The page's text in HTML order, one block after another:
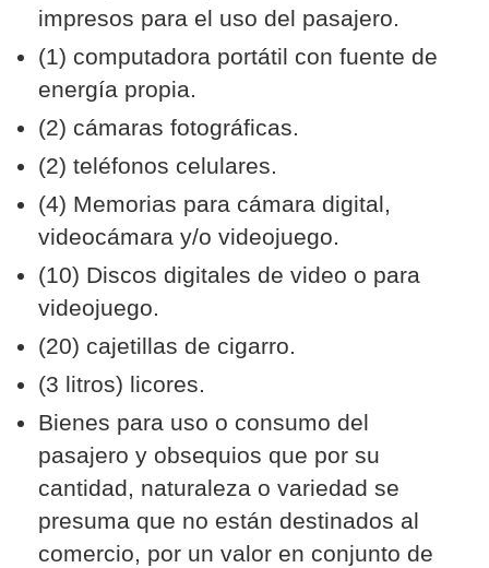
impresos para el uso del pasajero.
(1) computadora portátil con fuente de
energía propia.
(2) cámaras fotográficas.
(2) teléfonos celulares.
(4) Memorias para cámara digital,
videocámara y/o videojuego.
(10) Discos digitales de video o para
videojuego.
(20) cajetillas de cigarro.
(3 litros) licores.
Bienes para uso o consumo del
pasajero y obsequios que por su
cantidad, naturaleza o variedad se
presuma que no están destinados al
comercio, por un valor en conjunto de